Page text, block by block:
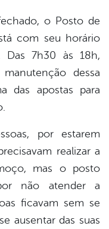
o Posto de
com seu horário
Das 7h30 às 18h,
dessa
das apostas para
por estarem
realizar a
mas o posto
não atender a
ficavam sem se
ausentar das suas